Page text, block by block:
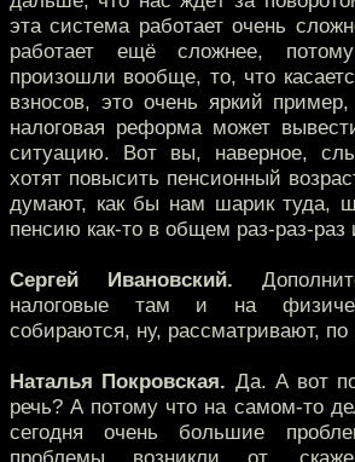
эта система работает очень
работает ещё сложнее,
произошли вообще, то, что
взносов, это очень яркий пример,
налоговая реформа может
ситуацию. Вот вы, наверное,
хотят повысить пенсионный
думают, как бы нам шарик туда,
пенсию как-то в общем раз-раз-раз
Сергей Ивановский.
налоговые там и на
собираются, ну, рассматривают, по
Наталья Покровская. Да. А вот
речь? А потому что на самом-то
сегодня очень большие